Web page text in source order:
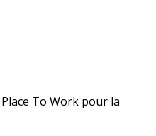
To Work pour la